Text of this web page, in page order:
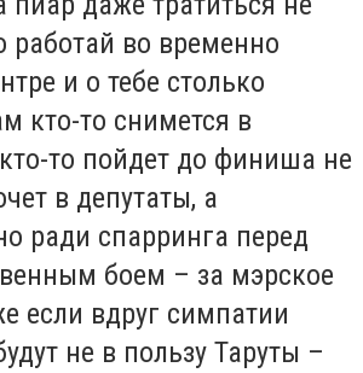
работай во временно
и о тебе столько
кто-то снимется в
то пойдет до финиша не
в депутаты, а
ради спарринга перед
боем – за мэрское
если вдруг симпатии
не в пользу Таруты –